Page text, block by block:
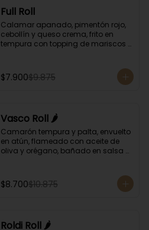
Full Roll
Calamar apanado, pimentón rojo,
cebollín y queso crema, frito en
tempura con topping de mariscos
$7.900$9.875
Vasco Roll 🌶️
Camarón tempura y palta, envuelto
en atún, flameado con aceite de
oliva y orégano, bañado en salsa
$8.700$10.875
Roldi Roll 🌶️